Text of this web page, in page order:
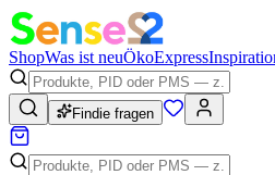
ShopWas ist neuÖkoExpress
Findie fragen